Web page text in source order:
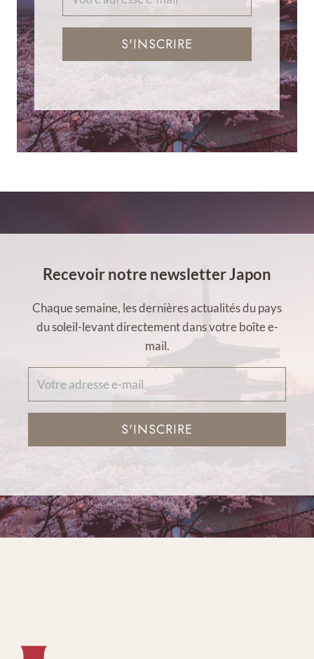
S'INSCRIRE
Recevoir notre newsletter Japon
Chaque semaine, les dernières actualités du pays
du soleil-levant directement dans votre boîte e-
mail.
S'INSCRIRE